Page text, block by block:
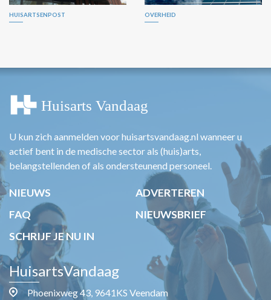
HUISARTSENPOST OVERHEID
U kun zich aanmelden voor huisartsvandaag.nl wanneer u
actief bent in de medische sector als (huis)arts,
belangstellenden of als ondersteunend personeel.
NIEUWS
ADVERTEREN
FAQ
NIEUWSBRIEF
SCHRIJF JE NU IN
HuisartsVandaag
Phoenixweg 43, 9641KS Veendam